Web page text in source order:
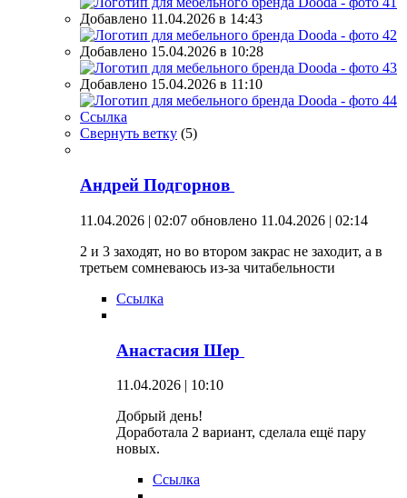
Добавлено 11.04.2026 в 14:43
Добавлено 15.04.2026 в 10:28
Добавлено 15.04.2026 в 11:10
Ссылка
Свернуть ветку (5)
Андрей Подгорнов
11.04.2026 | 02:07 обновлено 11.04.2026 | 02:14
2 и 3 заходят, но во втором закрас не заходит, а в
третьем сомневаюсь из-за читабельности
Ссылка
Анастасия Шер
11.04.2026 | 10:10
Добрый день!
Доработала 2 вариант, сделала ещё пару
новых.
Ссылка